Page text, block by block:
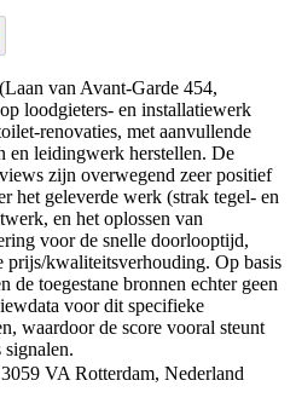
van Avant-Garde 454,
loodgieters- en installatiewerk
renovaties, met aanvullende
en leidingwerk herstellen. De
zijn overwegend zeer positief
het geleverde werk (strak tegel- en
en het oplossen van
voor de snelle doorlooptijd,
prijs/kwaliteitsverhouding. Op basis
de toegestane bronnen echter geen
voor dit specifieke
waardoor de score vooral steunt
signalen.
VA Rotterdam, Nederland